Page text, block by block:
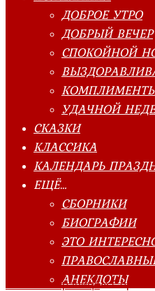
ДОБРОЕ УТРО
ДОБРЫЙ ВЕЧЕР
СПОКОЙНОЙ
УДАЧНОЙ
СКАЗКИ
КЛАССИКА
КАЛЕНДАРЬ
ЕЩЁ…
СБОРНИКИ
БИОГРАФИИ
ЭТО
АНЕКДОТЫ
Главная страница»Сергей